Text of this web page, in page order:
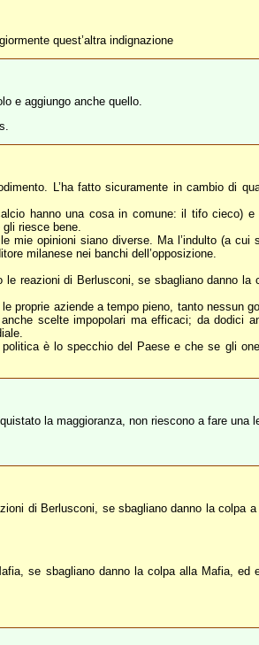
quest’altra indignazione
e aggiungo anche quello.
L’ha fatto sicuramente in cambio di
hanno una cosa in comune: il tifo cieco)
riesce bene.
opinioni siano diverse. Ma l’indulto (a cui
milanese nei banchi dell’opposizione.
reazioni di Berlusconi, se sbagliano danno
proprie aziende a tempo pieno, tanto nessun
scelte impopolari ma efficaci; da dodici
è lo specchio del Paese e che se gli
la maggioranza, non riescono a fare
di Berlusconi, se sbagliano danno la colpa
se sbagliano danno la colpa alla Mafia, ed